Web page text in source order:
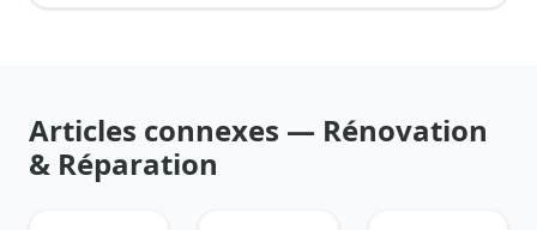
Articles connexes — Rénovation
& Réparation